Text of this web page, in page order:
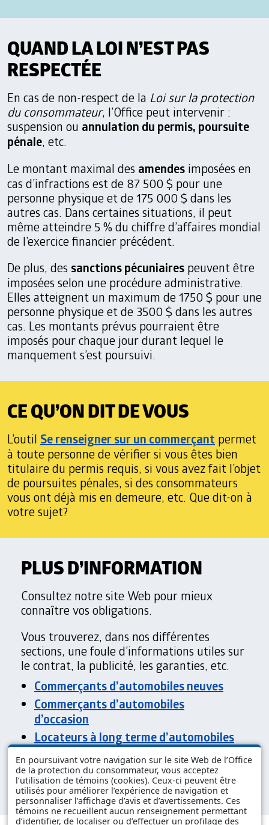
En poursuivant votre navigation sur le site Web de l’Office
de la protection du consommateur, vous acceptez
l’utilisation de témoins (cookies). Ceux-ci peuvent être
utilisés pour améliorer l’expérience de navigation et
personnaliser l’affichage d’avis et d’avertissements. Ces
témoins ne recueillent aucun renseignement permettant
d’identifier, de localiser ou d’effectuer un profilage des
QUAND LA LOI N’EST PAS
RESPECTÉE
En cas de non-respect de la Loi sur la protection
du consommateur, l’Office peut intervenir :
suspension ou annulation du permis, poursuite
pénale, etc.
Le montant maximal des amendes imposées en
cas d’infractions est de 87 500 $ pour une
personne physique et de 175 000 $ dans les
autres cas. Dans certaines situations, il peut
même atteindre 5 % du chiffre d’affaires mondial
de l’exercice financier précédent.
De plus, des sanctions pécuniaires peuvent être
imposées selon une procédure administrative.
Elles atteignent un maximum de 1750 $ pour une
personne physique et de 3500 $ dans les autres
cas. Les montants prévus pourraient être
imposés pour chaque jour durant lequel le
manquement s’est poursuivi.
CE QU’ON DIT DE VOUS
L’outil Se renseigner sur un commerçant permet
à toute personne de vérifier si vous êtes bien
titulaire du permis requis, si vous avez fait l’objet
de poursuites pénales, si des consommateurs
vous ont déjà mis en demeure, etc. Que dit-on à
votre sujet?
PLUS D’INFORMATION
Consultez notre site Web pour mieux
connaître vos obligations.
Vous trouverez, dans nos différentes
sections, une foule d’informations utiles sur
le contrat, la publicité, les garanties, etc.
Commerçants d’automobiles neuves
Commerçants d’automobiles
d’occasion
Locateurs à long terme d’automobiles
neuves
Locateurs à long terme d’automobiles
d’occasion